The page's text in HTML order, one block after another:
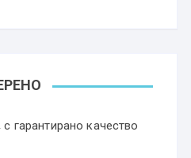
гарантирано качество